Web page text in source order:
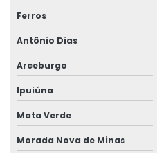
Ferros
Antônio Dias
Arceburgo
Ipuiúna
Mata Verde
Morada Nova de Minas